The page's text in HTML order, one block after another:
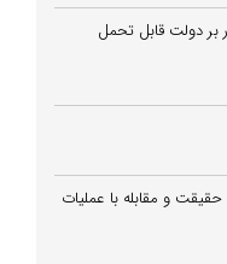
بر دولت قابل تحمل
و مقابله با عملیات